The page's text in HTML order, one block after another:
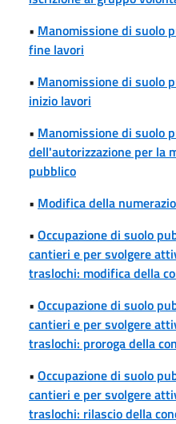
• Manomissione di suolo
fine lavori
• Manomissione di suolo
inizio lavori
• Manomissione di suolo
dell'autorizzazione per la
pubblico
• Modifica della
• Occupazione di suolo
cantieri e per svolgere
traslochi: modifica della
• Occupazione di suolo
cantieri e per svolgere
traslochi: proroga della
• Occupazione di suolo
cantieri e per svolgere
traslochi: rilascio della